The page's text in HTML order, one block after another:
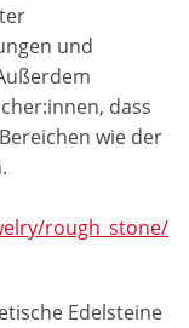
und
dass
wie der
rough_stone/
Edelsteine